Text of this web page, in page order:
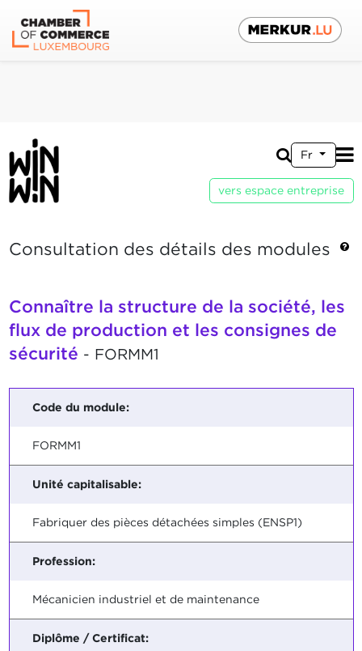
Fr
vers espace entreprise
Consultation des détails des modules
Connaître la structure de la société, les
flux de production et les consignes de
sécurité - FORMM1
Code du module:
FORMM1
Unité capitalisable:
Fabriquer des pièces détachées simples (ENSP1)
Profession:
Mécanicien industriel et de maintenance
Diplôme / Certificat: